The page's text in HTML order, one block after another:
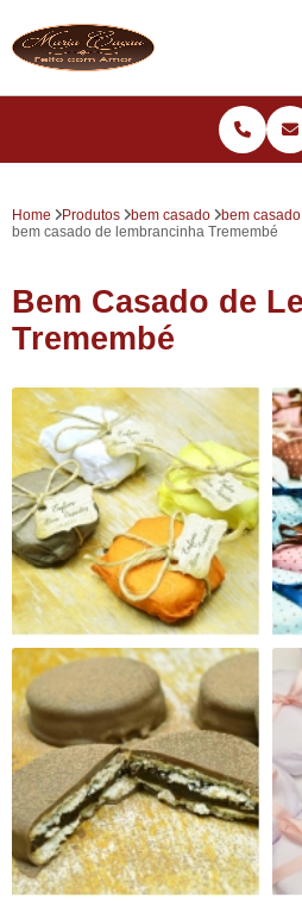
Home Produtos bem casado
bem
bem casado de lembrancinha Tremembé
Bem Casado de
Tremembé